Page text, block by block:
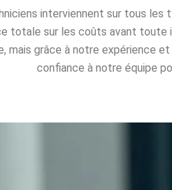
interviennent sur tous les
totale sur les coûts avant toute
mais grâce à notre expérience
confiance à notre équipe